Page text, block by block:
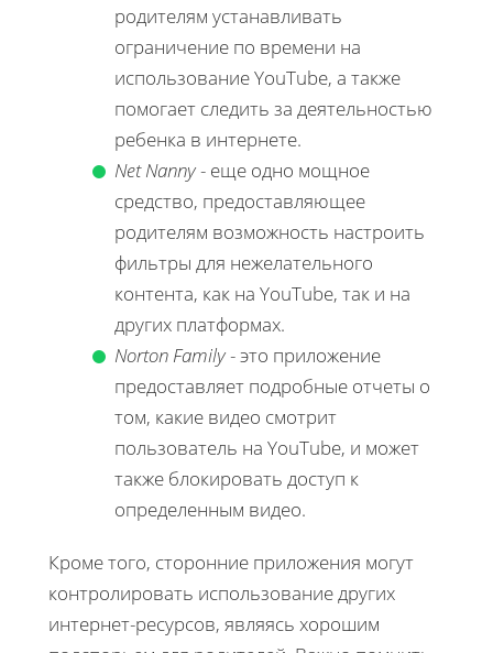
родителям устанавливать
ограничение по времени на
использование YouTube, а также
помогает следить за деятельностью
ребенка в интернете.
Net Nanny- еще одно мощное
средство, предоставляющее
родителям возможность настроить
фильтры для нежелательного
контента, как на YouTube, так и на
других платформах.
Norton Family- это приложение
предоставляет подробные отчеты о
том, какие видео смотрит
пользователь на YouTube, и может
также блокировать доступ к
определенным видео.
Кроме того, сторонние приложения могут
контролировать использование других
интернет-ресурсов, являясь хорошим